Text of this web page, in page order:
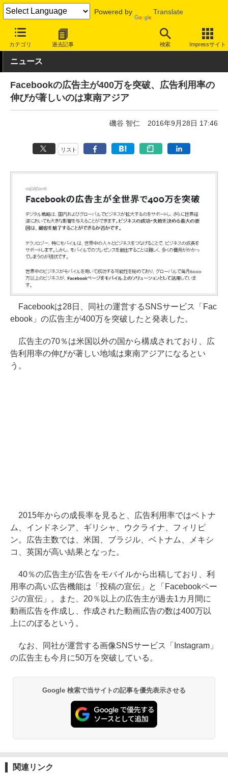
Powered by Translate
カテゴリ 過去記事 検索 Impressサイト
INTERNET Watch サービス/ソフト サービス ビジネス向け
ニュース
Facebookの広告主が400万を突破、広告利用率の
伸びが著しいのは東南アジア
磯谷 智仁 2016年9月28日 17:46
リスト
Facebookは28日、同社の運営するSNSサービス「Fac
ebook」の広告主が400万を突破したと発表した。
広告主の70％は米国以外の国から構成されており、広
告利用率の伸びが著しい地域は東南アジアになるとい
う。
2015年からの成長率を見ると、広告利用率ではベトナ
ム、インドネシア、ギリシャ、ウクライナ、フィリピ
ン。広告主数では、米国、ブラジル、ベトナム、メキシ
コ、英国が高い結果となった。
40％の広告主が広告をモバイルから出稿しており、利
用率の高い広告機能は「投稿の宣伝」と「Facebookペー
ジの宣伝」。また、20％以上の広告主が過去1カ月間に
動画広告を作成し、作成された動画広告の数は400万以
上にのぼるという。
なお、同社が運営する画像SNSサービス「Instagram」
の広告主も今月に50万を突破している。
Google 検索で当サイトの記事を優先表示させる
関連リンク